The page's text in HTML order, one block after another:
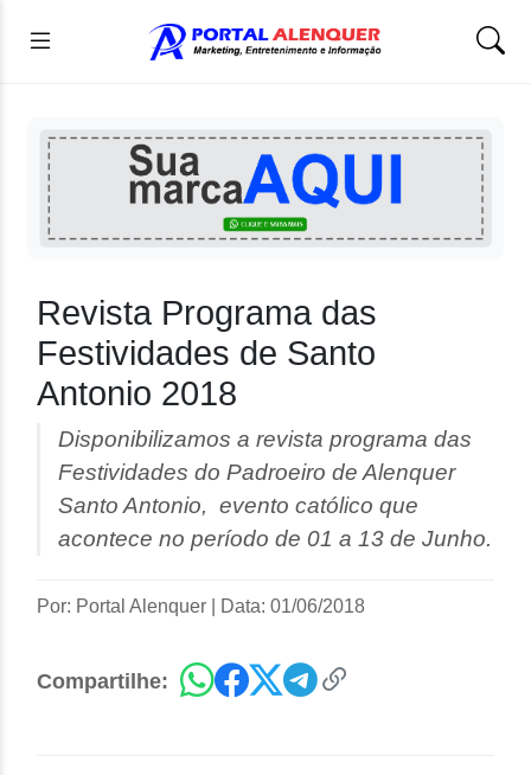
Revista Programa das
Festividades de Santo
Antonio 2018
Disponibilizamos a revista programa das
Festividades do Padroeiro de Alenquer
Santo Antonio, evento católico que
acontece no período de 01 a 13 de Junho.
Por: Portal Alenquer Data: 01/06/2018
Compartilhe: